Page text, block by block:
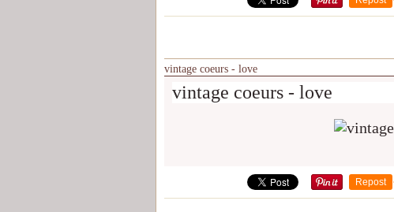
vintage coeurs - love
vintage coeurs - love
Repost